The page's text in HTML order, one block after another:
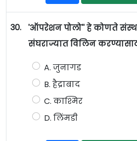
30.
'ऑपरेशन पोलो'' हे कोणते
संघराज्यात विलिन
A. जुनागड
B. हैद्राबाद
C. काश्मिर
D. लिंमडी